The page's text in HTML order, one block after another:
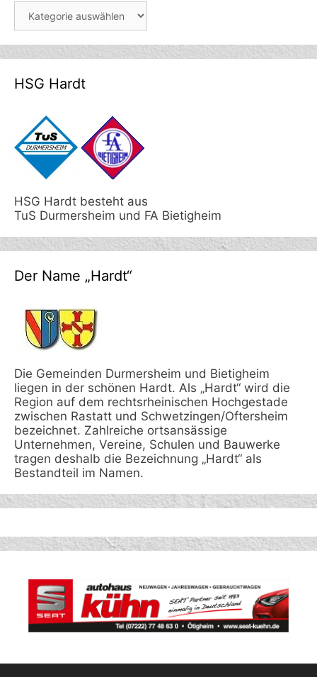
HSG Hardt
HSG Hardt besteht aus
TuS Durmersheim und FA Bietigheim
Der Name „Hardt“
Die Gemeinden Durmersheim und Bietigheim
liegen in der schönen Hardt. Als „Hardt“ wird die
Region auf dem rechtsrheinischen Hochgestade
zwischen Rastatt und Schwetzingen/Oftersheim
bezeichnet. Zahlreiche ortsansässige
Unternehmen, Vereine, Schulen und Bauwerke
tragen deshalb die Bezeichnung „Hardt“ als
Bestandteil im Namen.